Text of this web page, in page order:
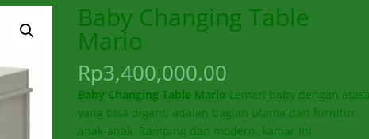
Baby Changing Table
Mario
Rp3,400,000.00
Baby Changing Table Mario Lemari baby dengan
yang bisa diganti adalah bagian utama dari furnitur
anak-anak. Ramping dan modern, kamar ini